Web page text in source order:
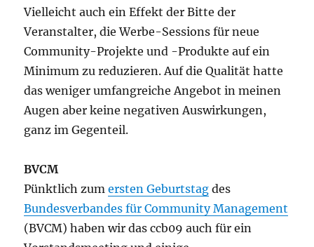
Vielleicht auch ein Effekt der Bitte der
Veranstalter, die Werbe-Sessions für neue
Community-Projekte und -Produkte auf ein
Minimum zu reduzieren. Auf die Qualität hatte
das weniger umfangreiche Angebot in meinen
Augen aber keine negativen Auswirkungen,
ganz im Gegenteil.
BVCM
Pünktlich zumersten Geburtstag des
Bundesverbandes für Community Management
(BVCM) haben wir das ccb09 auch für ein